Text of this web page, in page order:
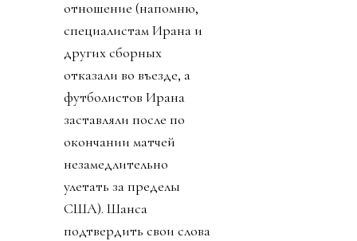
отношение (напомню,
специалистам Ирана и
других сборных
отказали во въезде, а
футболистов Ирана
заставляли после по
окончании матчей
незамедлительно
улетать за пределы
США). Шанса
подтвердить свои слова